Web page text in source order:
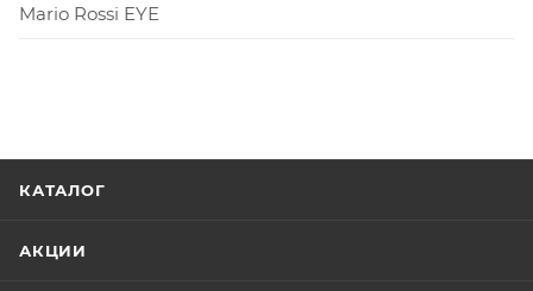
Mario Rossi EYE
КАТАЛОГ
АКЦИИ